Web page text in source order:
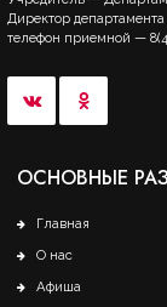
Директор
телефон приемной —
ОСНОВНЫЕ
Главная
О нас
Афиша